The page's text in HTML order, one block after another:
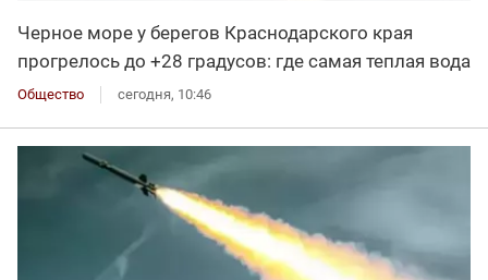
Черное море у берегов Краснодарского края
прогрелось до +28 градусов: где самая теплая вода
Общество сегодня, 10:46